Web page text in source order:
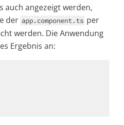
auch angezeigt werden,
der app.component.ts per
werden. Die Anwendung
Ergebnis an: